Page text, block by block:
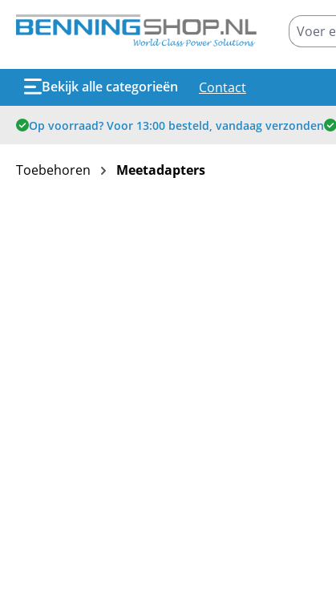
Ga naar de hoofdnavigatie
Bekijk alle categorieën Contact
Op voorraad? Voor 13:00 besteld, vandaag verzonden
Toebehoren Meetadapters